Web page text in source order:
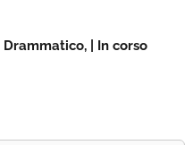
| In corso